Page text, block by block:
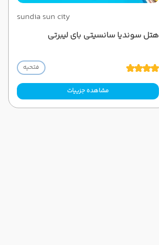
sundia sun city
هتل سوندیا سانسیتی بای لیبرتی
فتحیه
مشاهده جزییات